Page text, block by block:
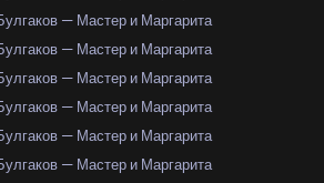
— Мастер и Маргарита
— Мастер и Маргарита
— Мастер и Маргарита
— Мастер и Маргарита
— Мастер и Маргарита
— Мастер и Маргарита